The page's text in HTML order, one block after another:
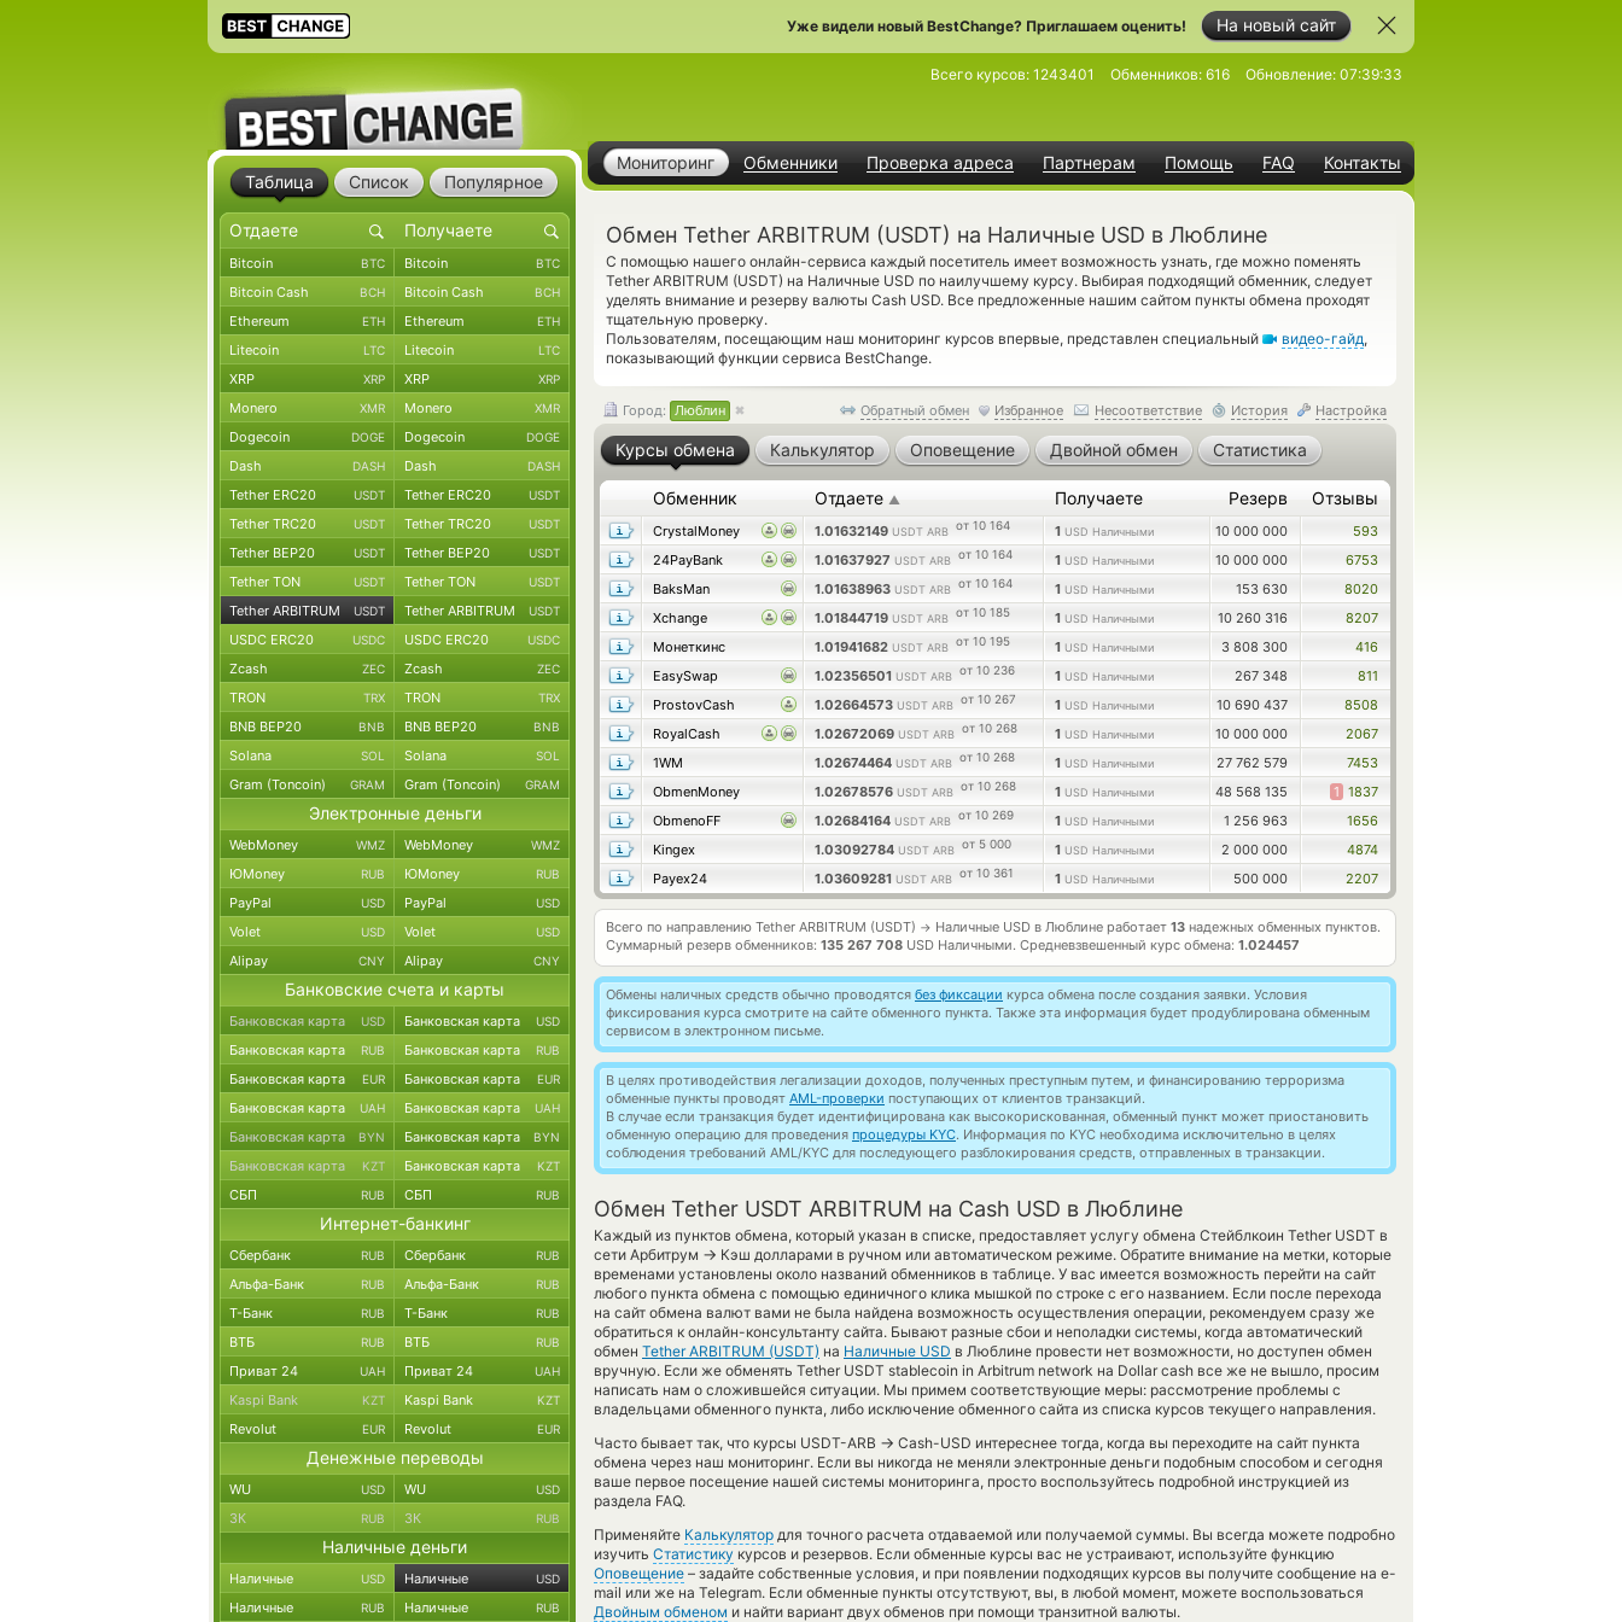
На новый сайт
Уже видели новый BestChange? Приглашаем оценить!
Мониторинг Обменники Проверка адреса Партнерам Помощь FAQ Контакты
Всего курсов: 1243401 Обменников: 616 Обновление: 07:39:33
Обмен Tether ARBITRUM (USDT) на Наличные USD в Люблине
С помощью нашего онлайн-сервиса каждый посетитель имеет возможность узнать, где можно поменять
Tether ARBITRUM (USDT) на Наличные USD по наилучшему курсу. Выбирая подходящий обменник, следует
уделять внимание и резерву валюты Cash USD. Все предложенные нашим сайтом пункты обмена проходят
тщательную проверку.
Пользователям, посещающим наш мониторинг курсов впервые, представлен специальный
видео-гайд,
показывающий функции сервиса BestChange.
Обратный обмен Избранное Несоответствие История Настройка
Город: Люблин
Курсы обмена Калькулятор Оповещение Двойной обмен Статистика
Обменник Отдаете ▲ Получаете Резерв Отзывы
CrystalMoney 1.01632149 USDT ARB от 10 164 1 USD Наличными 10 000 000
593
24PayBank
1.01637927 USDT ARB от 10 164 1 USD Наличными 10 000 000
6753
BaksMan
1.01638963 USDT ARB от 10 164 1 USD Наличными 153 630
8020
Xchange
1.01844719 USDT ARB от 10 185 1 USD Наличными 10 260 316
8207
Монеткинс
1.01941682 USDT ARB от 10 195 1 USD Наличными 3 808 300
416
EasySwap
1.02356501 USDT ARB от 10 236 1 USD Наличными 267 348
811
ProstovCash
1.02664573 USDT ARB от 10 267 1 USD Наличными 10 690 437
8508
RoyalCash
1.02672069 USDT ARB от 10 268 1 USD Наличными 10 000 000
2067
1WM
1.02674464 USDT ARB от 10 268 1 USD Наличными 27 762 579
7453
ObmenMoney
1.02678576 USDT ARB от 10 268 1 USD Наличными 48 568 135 1 1837
ObmenoFF
1.02684164 USDT ARB от 10 269 1 USD Наличными 1 256 963
1656
Kingex
1.03092784 USDT ARB от 5 000 1 USD Наличными 2 000 000
4874
Payex24
1.03609281 USDT ARB от 10 361 1 USD Наличными 500 000 2207
Всего по направлению Tether ARBITRUM (USDT) → Наличные USD в Люблине работает 13 надежных обменных пунктов.
Суммарный резерв обменников: 135 267 708 USD Наличными. Средневзвешенный курс обмена: 1.024457
Обмены наличных средств обычно проводятся без фиксации курса обмена после создания заявки. Условия
фиксирования курса смотрите на сайте обменного пункта. Также эта информация будет продублирована обменным
сервисом в электронном письме.
В целях противодействия легализации доходов, полученных преступным путем, и финансированию терроризма
обменные пункты проводят AML-проверки поступающих от клиентов транзакций.
В случае если транзакция будет идентифицирована как высокорискованная, обменный пункт может приостановить
обменную операцию для проведения процедуры KYC. Информация по KYC необходима исключительно в целях
соблюдения требований AML/KYC для последующего разблокирования средств, отправленных в транзакции.
Обмен Tether USDT ARBITRUM на Cash USD в Люблине
Каждый из пунктов обмена, который указан в списке, предоставляет услугу обмена Стейблкоин Tether USDT в
сети Арбитрум → Кэш долларами в ручном или автоматическом режиме. Обратите внимание на метки, которые
временами установлены около названий обменников в таблице. У вас имеется возможность перейти на сайт
любого пункта обмена с помощью единичного клика мышкой по строке с его названием. Если после перехода
на сайт обмена валют вами не была найдена возможность осуществления операции, рекомендуем сразу же
обратиться к онлайн-консультанту сайта. Бывают разные сбои и неполадки системы, когда автоматический
обмен Tether ARBITRUM (USDT) на Наличные USD в Люблине провести нет возможности, но доступен обмен
вручную. Если же обменять Tether USDT stablecoin in Arbitrum network на Dollar cash все же не вышло, просим
написать нам о сложившейся ситуации. Мы примем соответствующие меры: рассмотрение проблемы с
владельцами обменного пункта, либо исключение обменного сайта из списка курсов текущего направления.
Часто бывает так, что курсы USDT-ARB → Cash-USD интереснее тогда, когда вы переходите на сайт пункта
обмена через наш мониторинг. Если вы никогда не меняли электронные деньги подобным способом и сегодня
ваше первое посещение нашей системы мониторинга, просто воспользуйтесь подробной инструкцией из
раздела FAQ.
Применяйте Калькулятор для точного расчета отдаваемой или получаемой суммы. Вы всегда можете подробно
изучить Статистику курсов и резервов. Если обменные курсы вас не устраивают, используйте функцию
Оповещение – задайте собственные условия, и при появлении подходящих курсов вы получите сообщение на e-
mail или же на Telegram. Если обменные пункты отсутствуют, вы, в любой момент, можете воспользоваться
Двойным обменом и найти вариант двух обменов при помощи транзитной валюты.
Таблица Список Популярное
Bitcoin BTC Bitcoin BTC
Bitcoin Cash BCH Bitcoin Cash BCH
Ethereum ETH Ethereum ETH
Litecoin LTC Litecoin LTC
XRP XRP XRP XRP
Monero XMR Monero XMR
Dogecoin DOGE Dogecoin DOGE
Dash DASH Dash DASH
Tether ERC20 USDT Tether ERC20 USDT
Tether TRC20 USDT Tether TRC20 USDT
Tether BEP20 USDT Tether BEP20 USDT
Tether TON USDT Tether TON USDT
Tether ARBITRUM USDT Tether ARBITRUM USDT
USDC ERC20 USDC USDC ERC20 USDC
Zcash ZEC Zcash ZEC
TRON TRX TRON TRX
BNB BEP20 BNB BNB BEP20 BNB
Solana SOL Solana SOL
Gram (Toncoin) GRAM Gram (Toncoin) GRAM
Электронные деньги
WebMoney WMZ WebMoney WMZ
ЮMoney RUB ЮMoney RUB
PayPal USD PayPal USD
Volet USD Volet USD
Alipay CNY Alipay CNY
Банковские счета и карты
Банковская карта USD Банковская карта USD
Банковская карта RUB Банковская карта RUB
Банковская карта EUR Банковская карта EUR
Банковская карта UAH Банковская карта UAH
Банковская карта BYN Банковская карта BYN
Банковская карта KZT Банковская карта KZT
СБП RUB СБП RUB
Интернет-банкинг
Сбербанк RUB Сбербанк RUB
Альфа-Банк RUB Альфа-Банк RUB
Т-Банк RUB Т-Банк RUB
ВТБ RUB ВТБ RUB
Приват 24 UAH Приват 24 UAH
Kaspi Bank KZT Kaspi Bank KZT
Revolut EUR Revolut EUR
Денежные переводы
WU USD WU USD
ЗК RUB ЗК RUB
Наличные деньги
Наличные USD Наличные USD
Наличные RUB Наличные RUB